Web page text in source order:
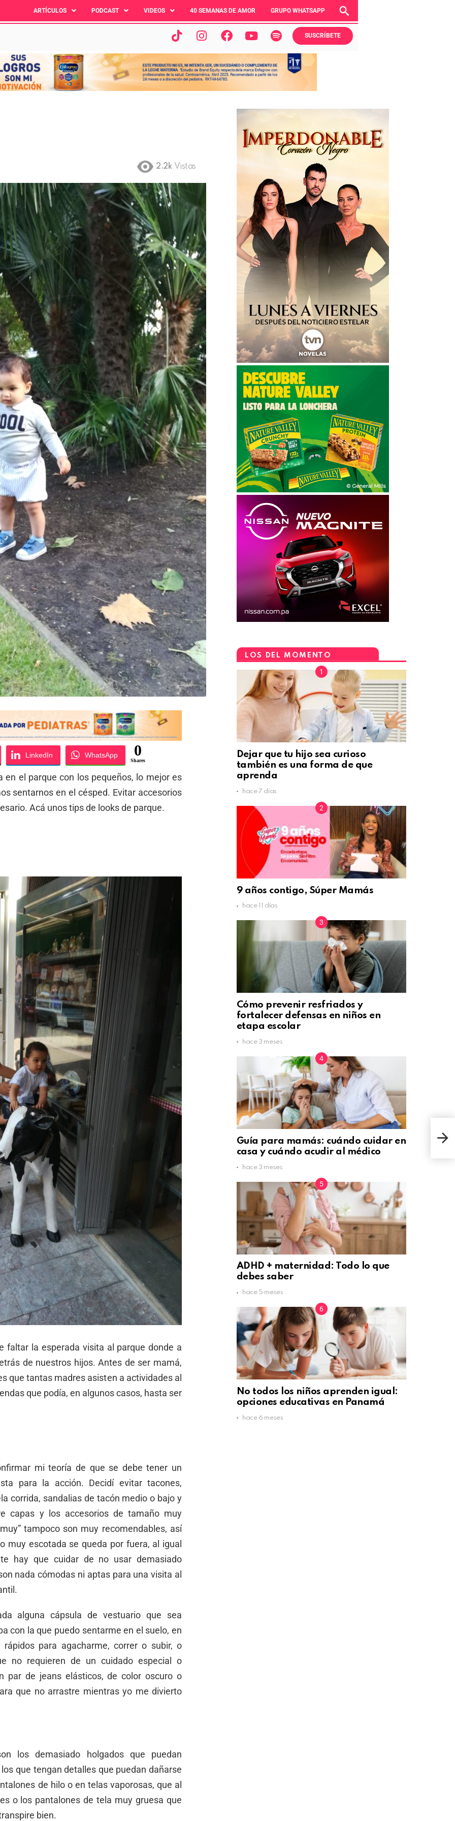
ARTÍCULOS PODCAST VIDEOS 40 SEMANAS DE AMOR GRUPO WHATSAPP
SUSCRÍBETE
2.2k Vistas
LinkedIn WhatsApp 0
Shares
el parque con los pequeños, lo mejor es
sentarnos en el césped. Evitar accesorios
Acá unos tips de looks de parque.
faltar la esperada visita al parque donde a
de nuestros hijos. Antes de ser mamá,
que tantas madres asisten a actividades al
que podía, en algunos casos, hasta ser
mi teoría de que se debe tener un
para la acción. Decidí evitar tacones,
corrida, sandalias de tacón medio o bajo y
capas y los accesorios de tamaño muy
tampoco son muy recomendables, así
muy escotada se queda por fuera, al igual
hay que cuidar de no usar demasiado
nada cómodas ni aptas para una visita al
alguna cápsula de vestuario que sea
con la que puedo sentarme en el suelo, en
para agacharme, correr o subir, o
no requieren de un cuidado especial o
par de jeans elásticos, de color oscuro o
que no arrastre mientras yo me divierto
los demasiado holgados que puedan
que tengan detalles que puedan dañarse
de hilo o en telas vaporosas, que al
o los pantalones de tela muy gruesa que
bien.
LOS DEL MOMENTO
Dejar que tu hijo sea curioso
también es una forma de que
aprenda
hace 7 días
9 años contigo, Súper Mamás
hace 11 días
Cómo prevenir resfriados y
fortalecer defensas en niños en
etapa escolar
hace 3 meses
Guía para mamás: cuándo cuidar en
casa y cuándo acudir al médico
hace 3 meses
ADHD + maternidad: Todo lo que
debes saber
hace 5 meses
No todos los niños aprenden igual:
opciones educativas en Panamá
hace 6 meses